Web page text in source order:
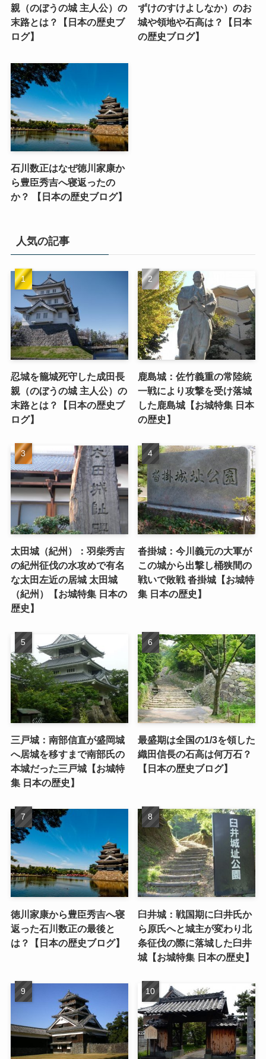
親（のぼうの城 主人公）の
末路とは？【日本の歴史ブ
ログ】
ずけのすけよしなか）のお
城や領地や石高は？【日本
の歴史ブログ】
石川数正はなぜ徳川家康か
ら豊臣秀吉へ寝返ったの
か？ 【日本の歴史ブログ】
人気の記事
忍城を籠城死守した成田長
親（のぼうの城 主人公）の
末路とは？【日本の歴史ブ
ログ】
鹿島城：佐竹義重の常陸統
一戦により攻撃を受け落城
した鹿島城【お城特集 日本
の歴史】
太田城（紀州）：羽柴秀吉
の紀州征伐の水攻めで有名
な太田左近の居城 太田城
（紀州）【お城特集 日本の
歴史】
沓掛城：今川義元の大軍が
この城から出撃し桶狭間の
戦いで敗戦 沓掛城【お城特
集 日本の歴史】
三戸城：南部信直が盛岡城
へ居城を移すまで南部氏の
本城だった三戸城【お城特
集 日本の歴史】
最盛期は全国の1/3を領した
織田信長の石高は何万石？
【日本の歴史ブログ】
徳川家康から豊臣秀吉へ寝
返った石川数正の最後と
は？【日本の歴史ブログ】
臼井城：戦国期に臼井氏か
ら原氏へと城主が変わり北
条征伐の際に落城した臼井
城【お城特集 日本の歴史】